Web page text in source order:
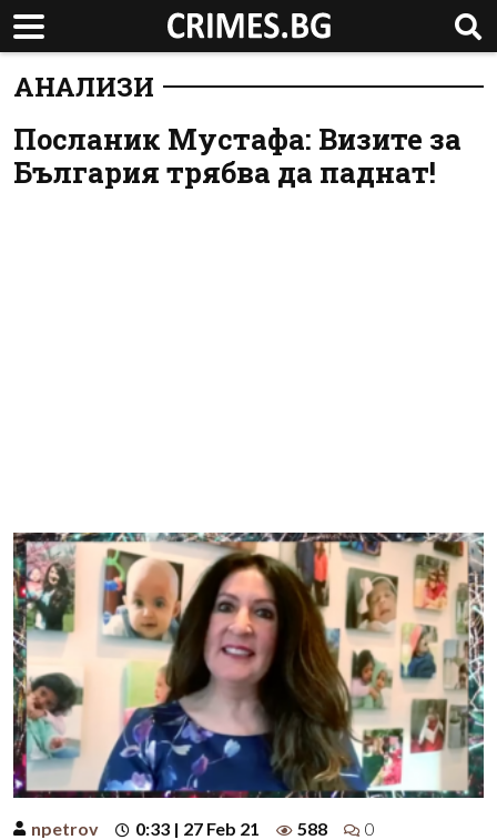
АНАЛИЗИ
Посланик Мустафа: Визите за
България трябва да паднат!
npetrov 0:33 | 27 Feb 21 588 0